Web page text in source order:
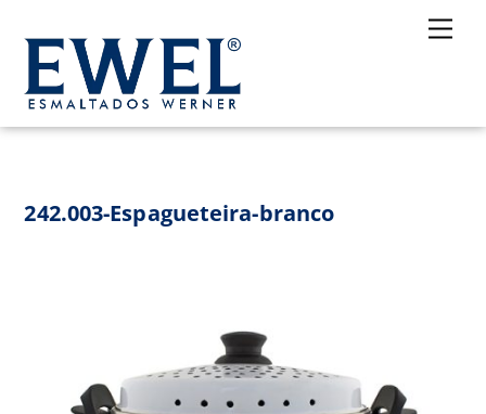
content
242.003-Espagueteira-branco